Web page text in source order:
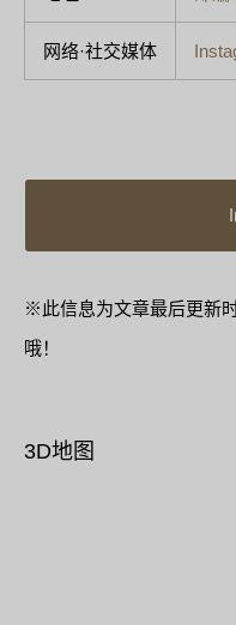
网络·社交媒体
※此信息为文章最后更新
哦！
3D地图